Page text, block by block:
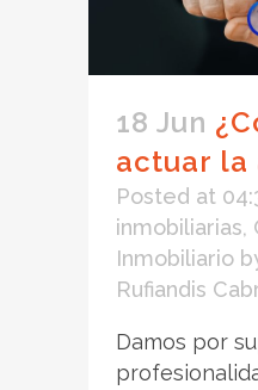
18 Jun
actuar la
Posted at
inmobiliarias,
Inmobiliario
Rufiandis
Damos por